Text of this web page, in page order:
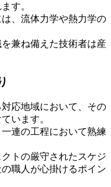
す。
、流体力学や熱力学の
兼ね備えた技術者は産
応地域において、その
います。
連の工程において熟練
トの厳守されたスケジ
職人が心掛けるポイン